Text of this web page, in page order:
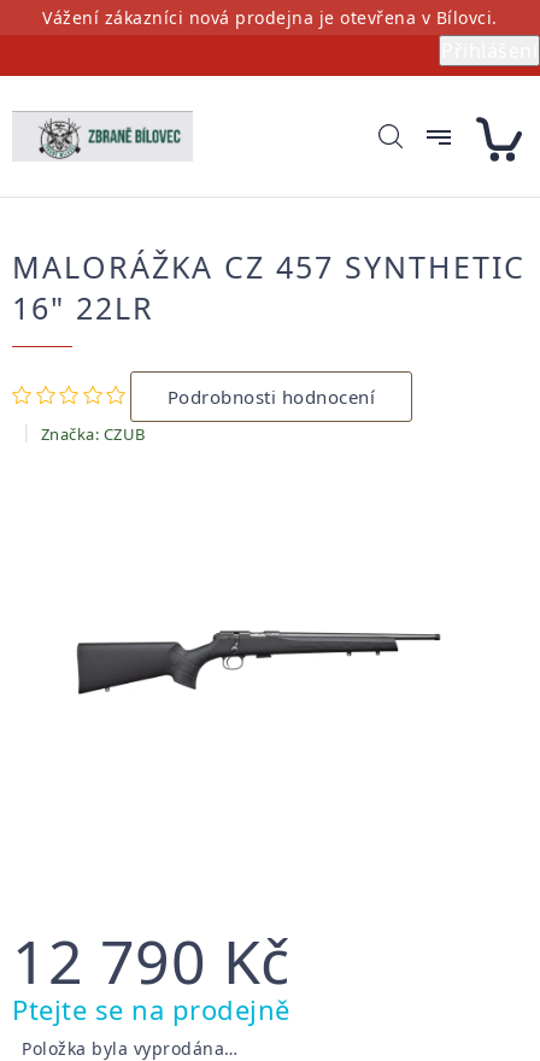
PřejítVážení zákazníci nová prodejna je otevřena v Bílovci.
MALORÁŽKA CZ 457 SYNTHETIC
16" 22LR
Průměrné
hodnocení
produktu
je
Podrobnosti hodnocení
Značka: CZUB
12 790 Kč
Měrná
cena:
Ptejte se na prodejně
Položka byla vyprodána…